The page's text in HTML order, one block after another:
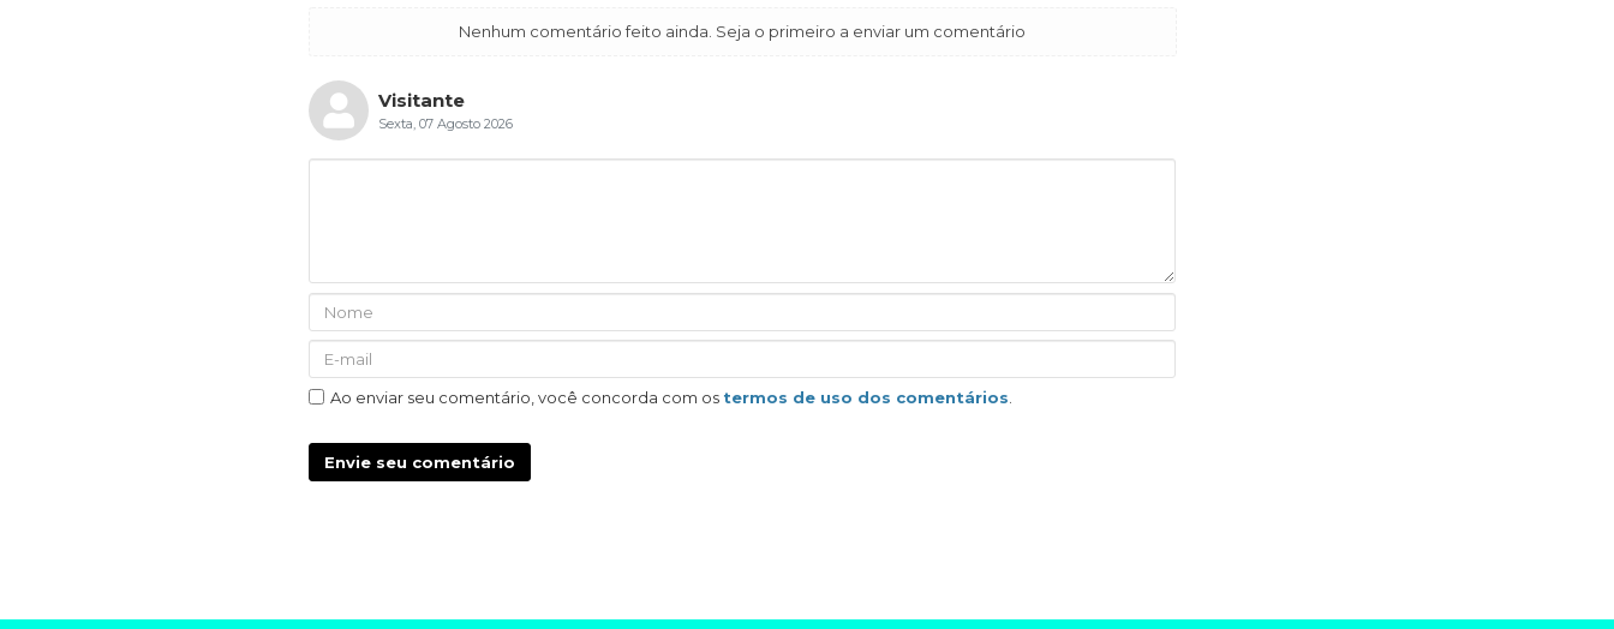
Nenhum comentário feito ainda. Seja o primeiro a enviar um comentário
Visitante
Sexta, 07 Agosto 2026
Ao enviar seu comentário, você concorda com os termos de uso dos comentários
Envie seu comentário